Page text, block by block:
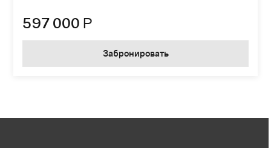
597 000 Р
Забронировать